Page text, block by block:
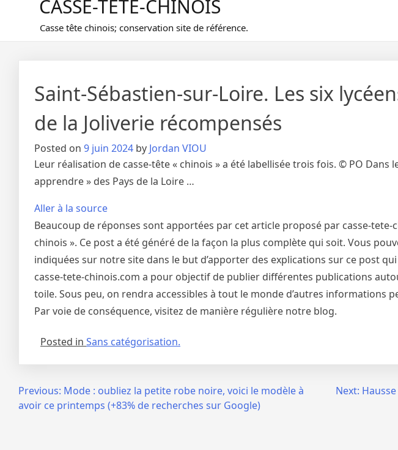
CASSE-TETE-CHINOIS
Casse tête chinois; conservation site de référence.
Saint-Sébastien-sur-Loire. Les six
de la Joliverie récompensés
Posted on 9 juin 2024 by Jordan VIOU
Leur réalisation de casse-tête « chinois » a été labellisée trois fois. © PO
apprendre » des Pays de la Loire …
Aller à la source
Beaucoup de réponses sont apportées par cet article proposé par casse-
chinois ». Ce post a été généré de la façon la plus complète qui soit. Vous
indiquées sur notre site dans le but d’apporter des explications sur ce post
casse-tete-chinois.com a pour objectif de publier différentes publications
toile. Sous peu, on rendra accessibles à tout le monde d’autres informations
Par voie de conséquence, visitez de manière régulière notre blog.
Posted in Sans catégorisation.
Navigation
Previous: Mode : oubliez la petite robe noire, voici le modèle à
avoir ce printemps (+83% de recherches sur Google)
Next: